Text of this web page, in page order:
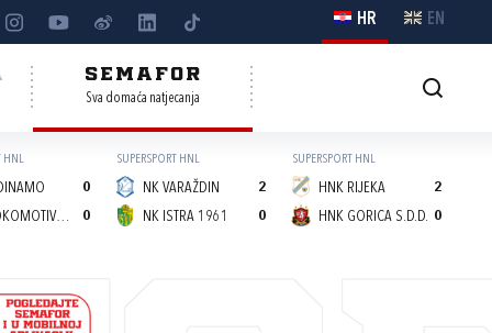
HR EN
SEMAFOR
Sva domaća natjecanja
HNL
0
0
NK LOKOMOTIVA (Z)
SUPERSPORT HNL
NK VARAŽDIN
2
0
NK ISTRA 1961
SUPERSPORT HNL
HNK RIJEKA
2
0
HNK GORICA S.D.D.